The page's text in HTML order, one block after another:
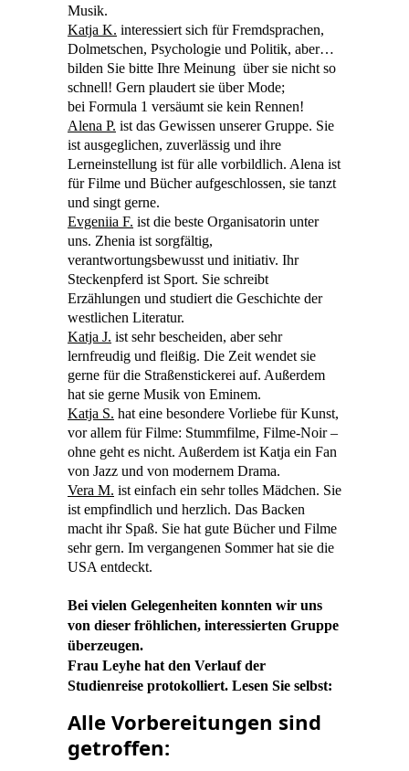
Musik.
Katja K. interessiert sich für Fremdsprachen,
Dolmetschen, Psychologie und Politik, aber…
bilden Sie bitte Ihre Meinung über sie nicht so
schnell! Gern plaudert sie über Mode;
bei Formula 1 versäumt sie kein Rennen!
Alena P. ist das Gewissen unserer Gruppe. Sie
ist ausgeglichen, zuverlässig und ihre
Lerneinstellung ist für alle vorbildlich. Alena ist
für Filme und Bücher aufgeschlossen, sie tanzt
und singt gerne.
Evgeniia F. ist die beste Organisatorin unter
uns. Zhenia ist sorgfältig,
verantwortungsbewusst und initiativ. Ihr
Steckenpferd ist Sport. Sie schreibt
Erzählungen und studiert die Geschichte der
westlichen Literatur.
Katja J. ist sehr bescheiden, aber sehr
lernfreudig und fleißig. Die Zeit wendet sie
gerne für die Straßenstickerei auf. Außerdem
hat sie gerne Musik von Eminem.
Katja S. hat eine besondere Vorliebe für Kunst,
vor allem für Filme: Stummfilme, Filme-Noir–
ohne geht es nicht. Außerdem ist Katja ein Fan
von Jazz und von modernem Drama.
Vera M. ist einfach ein sehr tolles Mädchen. Sie
ist empfindlich und herzlich. Das Backen
macht ihr Spaß. Sie hat gute Bücher und Filme
sehr gern. Im vergangenen Sommer hat sie die
USA entdeckt.
Bei vielen Gelegenheiten konnten wir uns
von dieser fröhlichen, interessierten Gruppe
überzeugen.
Frau Leyhe hat den Verlauf der
Studienreise protokolliert. Lesen Sie selbst:
Alle Vorbereitungen sind
getroffen: